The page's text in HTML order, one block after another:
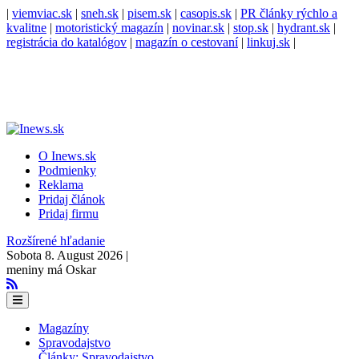
| viemviac.sk | sneh.sk | pisem.sk | casopis.sk | PR články rýchlo a
kvalitne | motoristický magazín | novinar.sk | stop.sk | hydrant.sk |
registrácia do katalógov | magazín o cestovaní| linkuj.sk |
O Inews.sk
Podmienky
Reklama
Pridaj článok
Pridaj firmu
Rozšírené hľadanie
Sobota 8. August 2026 |
meniny má Oskar
Magazíny
Spravodajstvo